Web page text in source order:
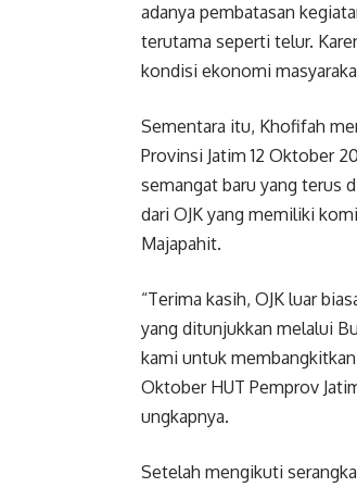
adanya pembatasan
terutama seperti telur.
kondisi ekonomi
Sementara itu, Khofifah
Provinsi Jatim 12 Oktober
semangat baru yang terus
dari OJK yang memiliki
Majapahit.
“Terima kasih, OJK luar
yang ditunjukkan melalui
kami untuk
Oktober HUT Pemprov
ungkapnya.
Setelah mengikuti